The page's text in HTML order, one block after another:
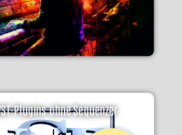
Plugins ohne Sequenzer